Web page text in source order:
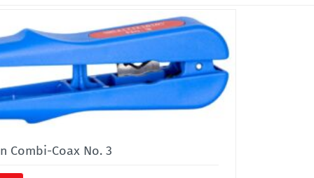
Combi-Coax No. 3